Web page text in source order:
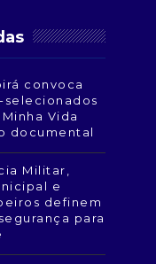
convoca
Vida
documental
Militar,
e
definem
para